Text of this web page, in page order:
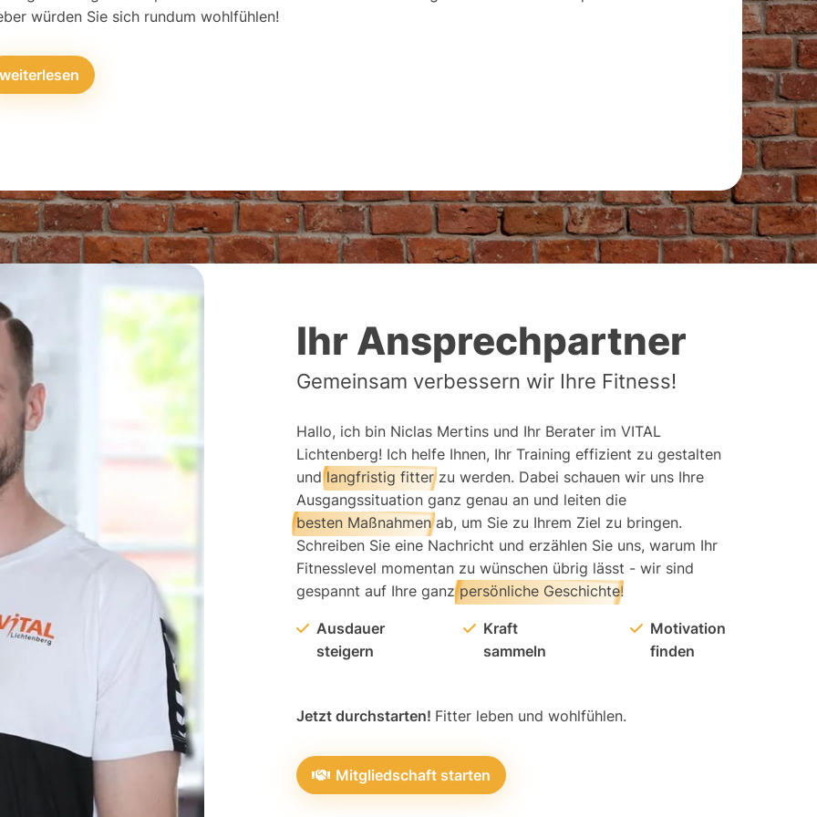
würden Sie sich rundum wohlfühlen!
Ihr Ansprechpartner
Gemeinsam verbessern wir Ihre Fitness!
Hallo, ich bin Niclas Mertins und Ihr Berater im VITAL
Lichtenberg! Ich helfe Ihnen, Ihr Training effizient zu gestalten
undlangfristig fitterzu werden. Dabei schauen wir uns Ihre
Ausgangssituation ganz genau an und leiten die
besten Maßnahmenab, um Sie zu Ihrem Ziel zu bringen.
Schreiben Sie eine Nachricht und erzählen Sie uns, warum Ihr
Fitnesslevel momentan zu wünschen übrig lässt - wir sind
gespannt auf Ihre ganzpersönliche Geschichte!
Ausdauer
steigern
Kraft
sammeln
Motivation
finden
Jetzt durchstarten! Fitter leben und wohlfühlen.
Mitgliedschaft starten